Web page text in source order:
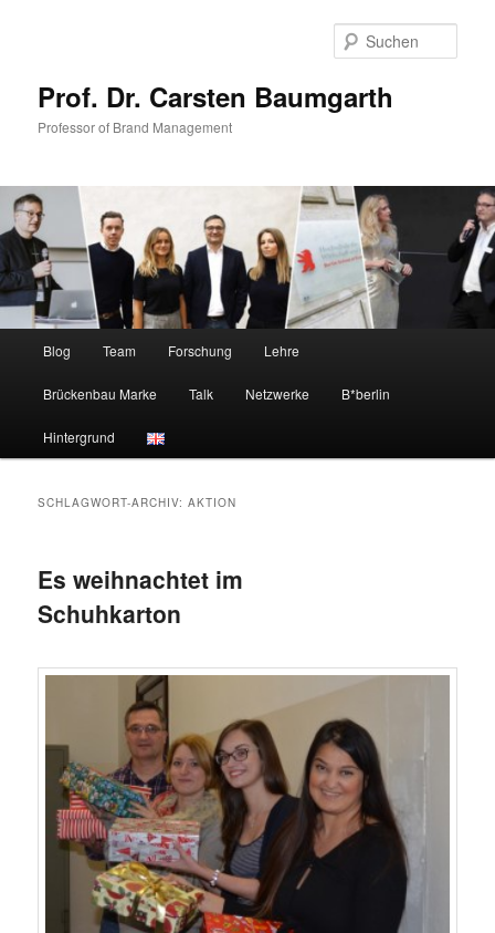
Prof. Dr. Carsten Baumgarth
Professor of Brand Management
Blog Team Forschung Lehre
Brückenbau Marke Talk Netzwerke B*berlin
Hintergrund
SCHLAGWORT-ARCHIV:AKTION
Es weihnachtet im
Schuhkarton